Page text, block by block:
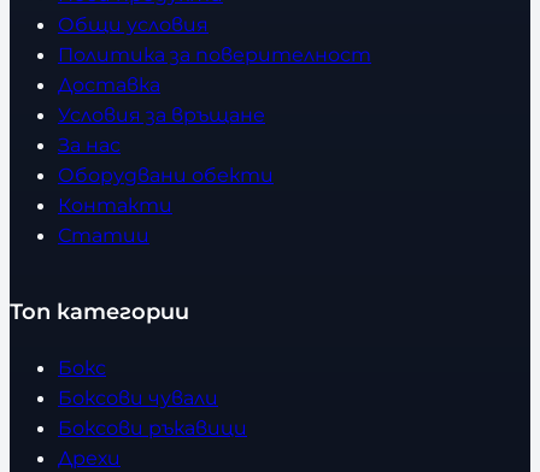
Общи условия
Политика за поверителност
Доставка
Условия за връщане
За нас
Оборудвани обекти
Контакти
Статии
Топ категории
Бокс
Боксови чували
Боксови ръкавици
Дрехи